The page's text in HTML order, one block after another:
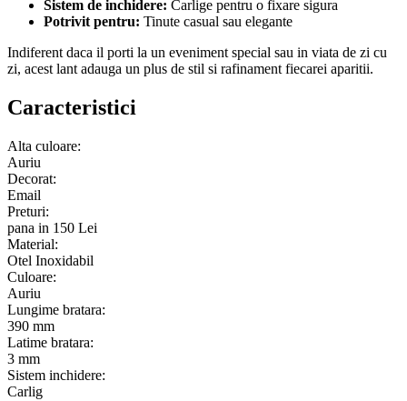
Sistem de inchidere: Carlige pentru o fixare sigura
Potrivit pentru: Tinute casual sau elegante
Indiferent daca il porti la un eveniment special sau in viata de zi cu
zi, acest lant adauga un plus de stil si rafinament fiecarei aparitii.
Caracteristici
Alta culoare:
Auriu
Decorat:
Email
Preturi:
pana in 150 Lei
Material:
Otel Inoxidabil
Culoare:
Auriu
Lungime bratara:
390 mm
Latime bratara:
3 mm
Sistem inchidere:
Carlig